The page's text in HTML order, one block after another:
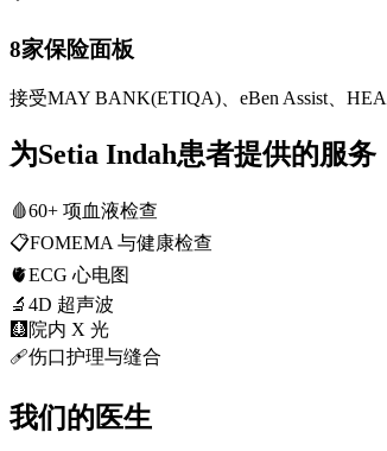
8家保险面板
接受MAY BANK(ETIQA)、eBen Assist、
为Setia Indah患者提供的服务
🩸60+ 项血液检查
📋FOMEMA 与健康检查
🫀ECG 心电图
🔬 4D 超声波
🩻 院内 X 光
🩹伤口护理与缝合
我们的医生